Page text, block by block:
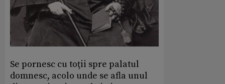
Se pornesc cu toţii spre palatul
domnesc, acolo unde se afla unul